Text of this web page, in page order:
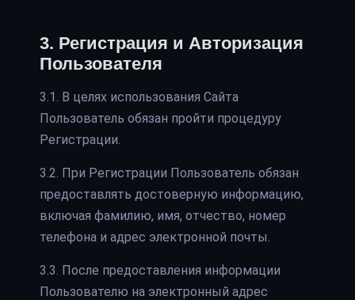
3. Регистрация и Авторизация
Пользователя
3.1. В целях использования Сайта
Пользователь обязан пройти процедуру
Регистрации.
3.2. При Регистрации Пользователь обязан
предоставлять достоверную информацию,
включая фамилию, имя, отчество, номер
телефона и адрес электронной почты.
3.3. После предоставления информации
Пользователю на электронный адрес